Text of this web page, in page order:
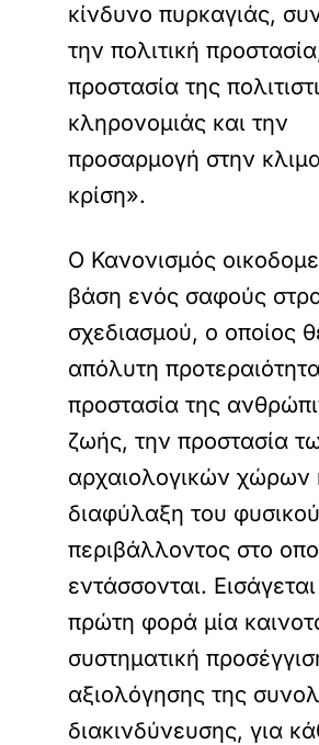
κίνδυνο πυρκαγιάς,
την πολιτική
προστασία της
κληρονομιάς και την
προσαρμογή στην
κρίση».
Ο Κανονισμός
βάση ενός σαφούς
σχεδιασμού, ο οποίος
απόλυτη
προστασία της
ζωής, την προστασία
αρχαιολογικών χώρων
διαφύλαξη του φυσικού
περιβάλλοντος στο
εντάσσονται.
πρώτη φορά μία
συστηματική
αξιολόγησης της
διακινδύνευσης, για